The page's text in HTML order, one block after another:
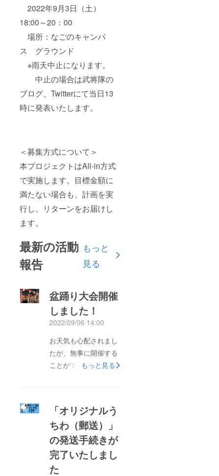
2022年9月3日（土）
18:00～20：00
場所：なごのキャンパ
ス グラウンド
※雨天中止になります。
中止の場合は武将隊の
ブログ、Twitterにて当日13
時に発表いたします。
＜募集方式について＞
本プロジェクトはAll-in方式
で実施します。目標金額に
満たない場合も、計画を実
行し、リターンをお届けし
ます。
最新の活動
報告
もっと
見る
盆踊り大会開催
しました！
2022/09/06 14:00
お天気も心配されまし
たが、無事に開催する
ことができました！皆
た。多くの方にご来場
いただけて皆でやぐら
を囲んで盆踊りができ
るのは幸せなことだな
と改めて思いました。
もっと見る
「オリジナルう
ちわ（郵送）」
の発送手続きが
完了いたしまし
た